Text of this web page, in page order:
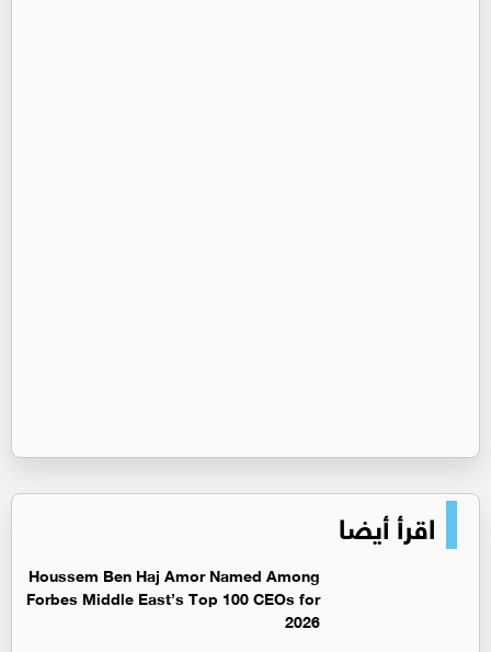
اقرأ أيضا
Houssem Ben Haj Amor Named Among
Forbes Middle East’s Top 100 CEOs for
2026